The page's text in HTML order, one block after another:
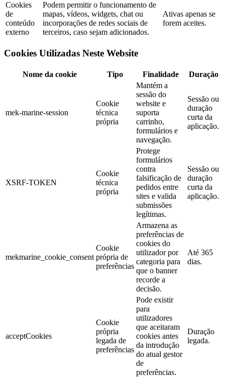
Cookies
de
conteúdo
externo
Podem permitir o funcionamento de
mapas, vídeos, widgets, chat ou
incorporações de redes sociais de
terceiros, caso sejam adicionados.
Ativas apenas se
forem aceites.
Cookies Utilizadas Neste Website
Nome da cookie Tipo Finalidade Duração
mek-marine-session
Cookie
técnica
própria
Mantém a
sessão do
website e
suporta
carrinho,
formulários e
navegação.
Sessão ou
duração
curta da
aplicação.
XSRF-TOKEN
Cookie
técnica
própria
Protege
formulários
contra
falsificação de
pedidos entre
sites e valida
submissões
legítimas.
Sessão ou
duração
curta da
aplicação.
mekmarine_cookie_consent
Cookie
própria de
preferências
Armazena as
preferências de
cookies do
utilizador por
categoria para
que o banner
recorde a
decisão.
Até 365
dias.
acceptCookies
Cookie
própria
legada de
preferências
Pode existir
para
utilizadores
que aceitaram
cookies antes
da introdução
do atual gestor
de
preferências.
Duração
legada.